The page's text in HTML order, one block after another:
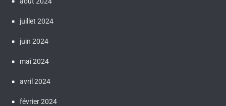
juillet 2024
juin 2024
mai 2024
avril 2024
février 2024